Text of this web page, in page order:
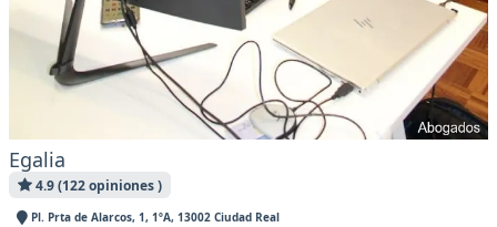
Egalia
4.9 (122 opiniones )
Pl. Prta de Alarcos, 1, 1ºA, 13002 Ciudad Real